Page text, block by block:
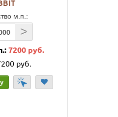
м.п.:
>
7200 руб.
руб.